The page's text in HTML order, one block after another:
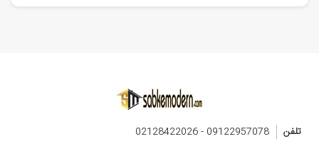
تلفن 09122957078 - 02128422026